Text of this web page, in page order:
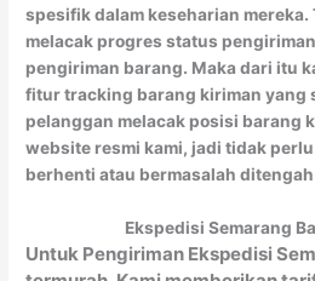
spesifik dalam keseharian mereka.
melacak progres status
pengiriman barang. Maka dari itu
fitur tracking barang kiriman yang
pelanggan melacak posisi barang
website resmi kami, jadi tidak
berhenti atau bermasalah
Ekspedisi Semarang
Untuk Pengiriman Ekspedisi